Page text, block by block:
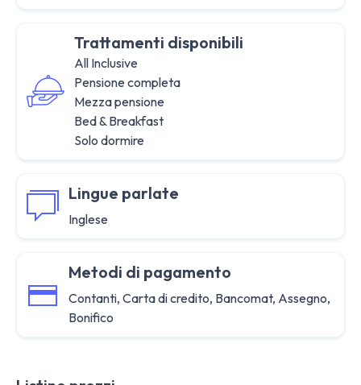
Trattamenti disponibili
All Inclusive
Pensione completa
Mezza pensione
Bed & Breakfast
Solo dormire
Lingue parlate
Inglese
Metodi di pagamento
Contanti, Carta di credito, Bancomat, Assegno,
Bonifico